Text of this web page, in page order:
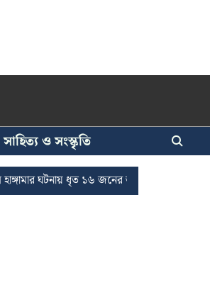
সাহিত্য ও সংস্কৃতি
ধৃত ১৬ জনের জামিন দুর্নীতি দমনে রাজ্যে